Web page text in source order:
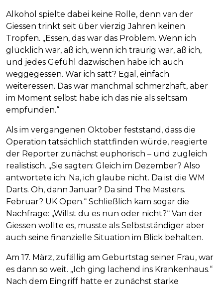
Alkohol spielte dabei keine Rolle, denn van der
Giessen trinkt seit über vierzig Jahren keinen
Tropfen. „Essen, das war das Problem. Wenn ich
glücklich war, aß ich, wenn ich traurig war, aß ich,
und jedes Gefühl dazwischen habe ich auch
weggegessen. War ich satt? Egal, einfach
weiteressen. Das war manchmal schmerzhaft, aber
im Moment selbst habe ich das nie als seltsam
empfunden.“
Als im vergangenen Oktober feststand, dass die
Operation tatsächlich stattfinden würde, reagierte
der Reporter zunächst euphorisch – und zugleich
realistisch. „Sie sagten: Gleich im Dezember? Also
antwortete ich: Na, ich glaube nicht. Da ist die WM
Darts. Oh, dann Januar? Da sind The Masters.
Februar? UK Open.“ Schließlich kam sogar die
Nachfrage: „Willst du es nun oder nicht?“ Van der
Giessen wollte es, musste als Selbstständiger aber
auch seine finanzielle Situation im Blick behalten.
Am 17. März, zufällig am Geburtstag seiner Frau, war
es dann so weit. „Ich ging lachend ins Krankenhaus.“
Nach dem Eingriff hatte er zunächst starke